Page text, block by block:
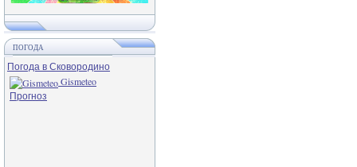
ПОГОДА
Погода в Сковородино
Gismeteo
Прогноз